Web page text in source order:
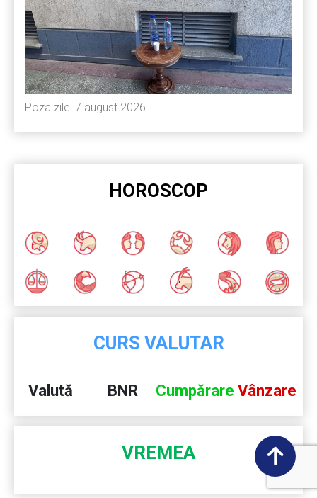
Poza zilei 7 august 2026
HOROSCOP
CURS VALUTAR
Valută BNR Cumpărare Vânzare
VREMEA